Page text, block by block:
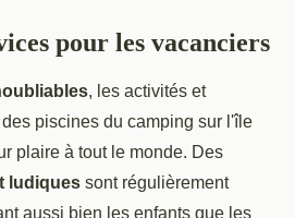
pour les vacanciers
, les activités et
piscines du camping sur l'île
plaire à tout le monde. Des
ludiques sont régulièrement
aussi bien les enfants que les